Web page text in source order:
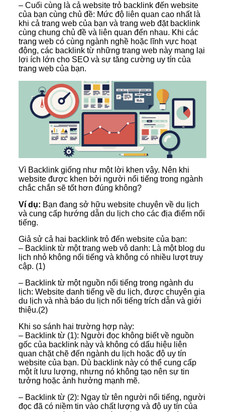
– Cuối cùng là cả website trỏ backlink đến website
của bạn cùng chủ đề: Mức độ liên quan cao nhất là
khi cả trang web của bạn và trang web đặt backlink
cùng chung chủ đề và liên quan đến nhau. Khi các
trang web có cùng ngành nghề hoặc lĩnh vực hoạt
động, các backlink từ những trang web này mang lại
lợi ích lớn cho SEO và sự tăng cường uy tín của
trang web của bạn.
Vì Backlink giống như một lời khen vậy. Nên khi
website được khen bởi người nổi tiếng trong ngành
chắc chắn sẽ tốt hơn đúng không?
Ví dụ: Bạn đang sở hữu website chuyên về du lịch
và cung cấp hướng dẫn du lịch cho các địa điểm nổi
tiếng.
Giả sử cả hai backlink trỏ đến website của bạn:
– Backlink từ một trang web vô danh: Là một blog du
lịch nhỏ không nổi tiếng và không có nhiều lượt truy
cập. (1)
– Backlink từ một nguồn nổi tiếng trong ngành du
lịch: Website danh tiếng về du lịch, được chuyên gia
du lịch và nhà báo du lịch nổi tiếng trích dẫn và giới
thiệu.(2)
Khi so sánh hai trường hợp này:
– Backlink từ (1): Người đọc không biết về nguồn
gốc của backlink này và không có dấu hiệu liên
quan chặt chẽ đến ngành du lịch hoặc độ uy tín
website của bạn. Dù backlink này có thể cung cấp
một ít lưu lượng, nhưng nó không tạo nên sự tin
tưởng hoặc ảnh hưởng mạnh mẽ.
– Backlink từ (2): Ngay từ tên người nổi tiếng, người
đọc đã có niềm tin vào chất lượng và độ uy tín của